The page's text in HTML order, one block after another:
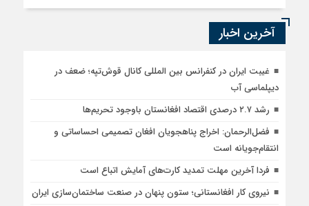
آخرین اخبار
غیبت ایران در کنفرانس بین المللی کانال قوش‌تپه؛ ضعف در
دیپلماسی آب
رشد ۲.۷ درصدی اقتصاد افغانستان باوجود تحریم‌ها
فضل‌الرحمان: اخراج پناهجویان افغان تصمیمی احساساتی و
انتقام‌جویانه است
فردا آخرین مهلت تمدید کارت‌های آمایش اتباع است
نیروی کار افغانستانی؛ ستون پنهان در صنعت ساختمان‌سازی ایران